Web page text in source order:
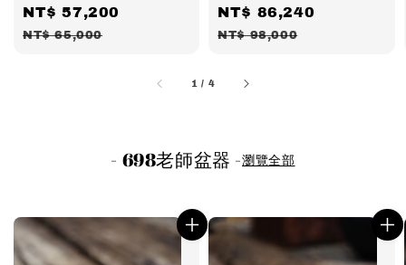
Sale
price
NT$ 57,200
NT$ 65,000
Sale
price
NT$ 86,240
NT$ 98,000
1 / 4
- 698老師盆器 -瀏覽全部